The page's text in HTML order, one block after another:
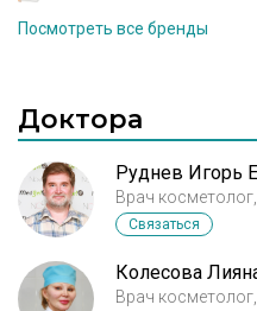
сшивающего
HESH
Посмотреть все бренды
Доктора
Руднев Игорь
Врач
Связаться
Колесова
Врач